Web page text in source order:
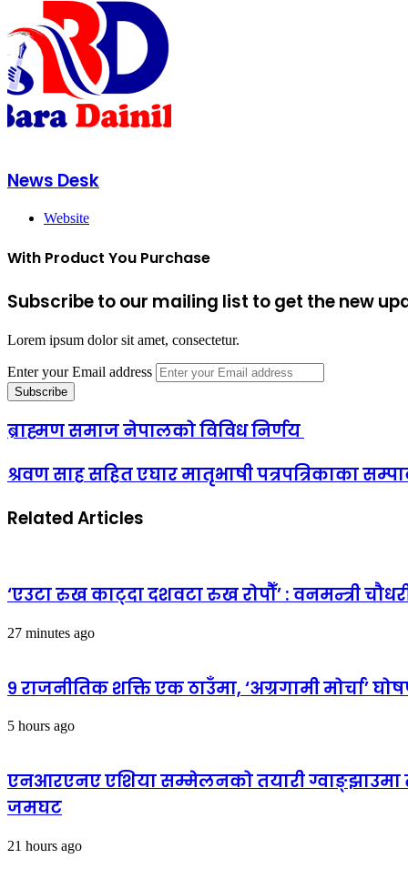
News Desk
Website
With Product You Purchase
Subscribe to our mailing list to get the new
Lorem ipsum dolor sit amet, consectetur.
Enter your Email address
ब्राह्मण समाज नेपालको विविध निर्णय
श्रवण साह सहित एघार मातृभाषी पत्रपत्रिकाका
Related Articles
‘एउटा रुख काट्दा दशवटा रुख रोपौँ’ : वनमन्त्री
27 minutes ago
९ राजनीतिक शक्ति एक ठाउँमा, ‘अग्रगामी मोर्चा’
5 hours ago
एनआरएनए एशिया सम्मेलनको तयारी ग्वाङ्झाउमा
जमघट
21 hours ago